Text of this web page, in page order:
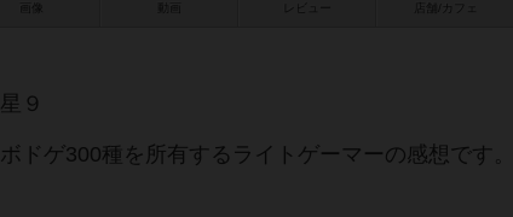
画像 レビュー 店舗/ カフェ
星９
ボドゲ300種を所有するライトゲーマーの感想です